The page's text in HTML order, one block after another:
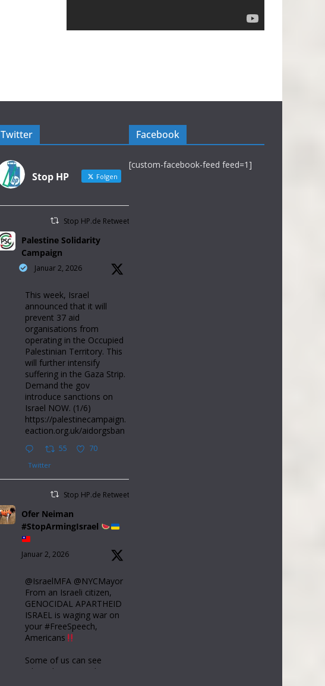
Twitter
Stop HP Folgen
Stop HP.de Retweetet
Palestine Solidarity
Campaign
Januar 2, 2026
This week, Israel
announced that it will
prevent 37 aid
organisations from
operating in the Occupied
Palestinian Territory. This
will further intensify
suffering in the Gaza Strip.
Demand the gov
introduce sanctions on
Israel NOW. (1/6)
https://palestinecampaign.
eaction.org.uk/aidorgsban
55 70
Twitter
Stop HP.de Retweetet
Ofer Neiman
#StopArmingIsrael
Januar 2, 2026
@IsraelMFA @NYCMayor
From an Israeli citizen,
GENOCIDAL APARTHEID
ISRAEL is waging war on
your #FreeSpeech,
Americans
Some of us can see
what's happening here.
Facebook
[custom-facebook-feed feed=1]